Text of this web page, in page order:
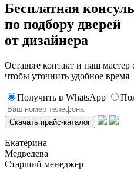
Бесплатная
по подбору дверей
от дизайнера
Оставьте контакт и наш мастер
чтобы уточнить удобное время
Получить в WhatsApp
Екатерина
Медведева
Старший менеджер